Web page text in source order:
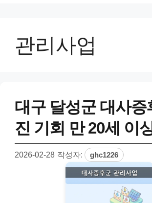
관리사업
대구 달성군 대사증
진 기회 만 20세 이
2026-02-28 작성자: ghc1226